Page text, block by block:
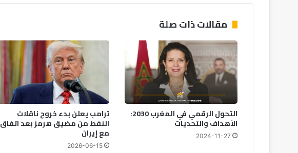
مقالات ذات صلة
التحول الرقمي في المغرب 2030:
الأهداف والتحديات
2024-11-27
ترامب يعلن بدء خروج ناقلات
النفط من مضيق هرمز بعد اتفاق
مع إيران
2026-06-15